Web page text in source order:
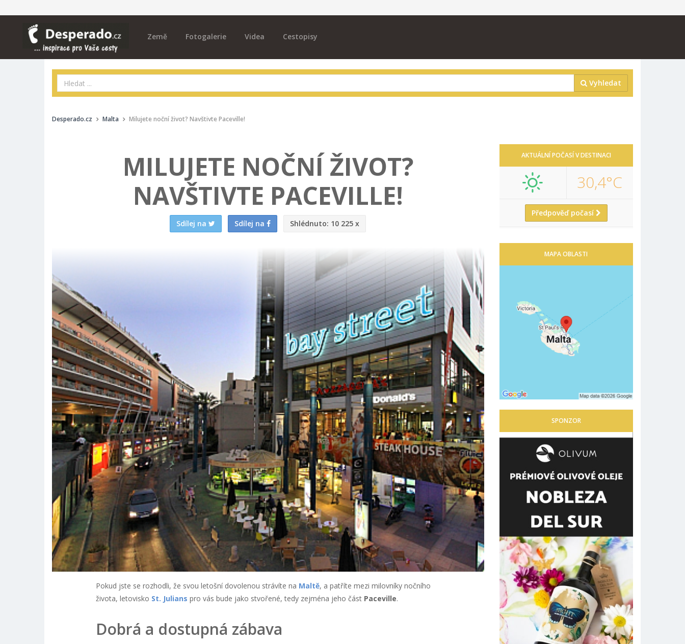
Země Fotogalerie Videa Cestopisy
Vyhledat
Desperado.cz Malta Milujete noční život? Navštivte Paceville!
MILUJETE NOČNÍ ŽIVOT?
NAVŠTIVTE PACEVILLE!
Sdílej na Sdílej na Shlédnuto: 10 225 x
Pokud jste se rozhodli, že svou letošní dovolenou strávíte na Maltě, a patříte mezi milovníky nočního
života, letovisko St. Julians pro vás bude jako stvořené, tedy zejména jeho část Paceville.
Dobrá a dostupná zábava
AKTUÁLNÍ POČASÍ V DESTINACI
30,4°C
Předpověď počasí
MAPA OBLASTI
SPONZOR